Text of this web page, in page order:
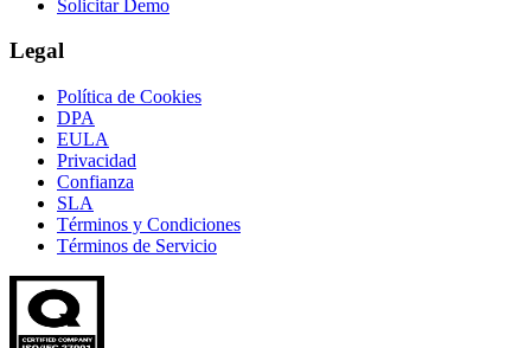
Solicitar Demo
Legal
Política de Cookies
DPA
EULA
Privacidad
Confianza
SLA
Términos y Condiciones
Términos de Servicio